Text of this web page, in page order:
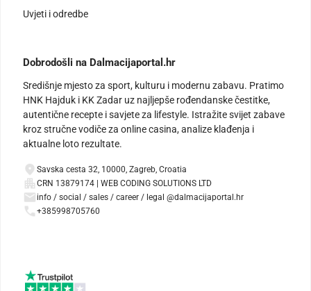
Uvjeti i odredbe
Dobrodošli na Dalmacijaportal.hr
Središnje mjesto za sport, kulturu i modernu zabavu. Pratimo
HNK Hajduk i KK Zadar uz najljepše rođendanske čestitke,
autentične recepte i savjete za lifestyle. Istražite svijet zabave
kroz stručne vodiče za online casina, analize klađenja i
aktualne loto rezultate.
Savska cesta 32, 10000, Zagreb, Croatia
CRN 13879174 | WEB CODING SOLUTIONS LTD
info / social / sales / career / legal @dalmacijaportal.hr
+385998705760